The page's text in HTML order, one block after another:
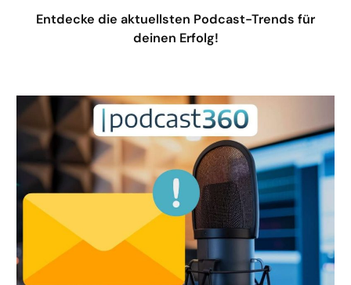
Entdecke die aktuellsten Podcast-Trends für
deinen Erfolg!